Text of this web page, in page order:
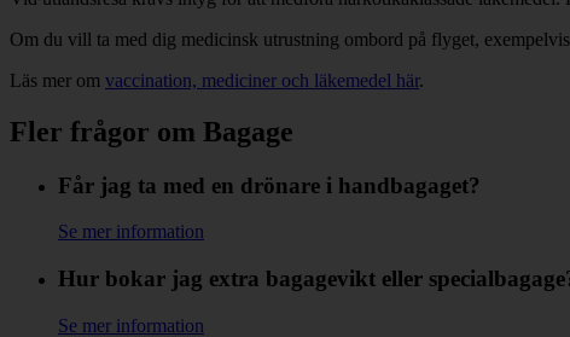
Om du vill ta med dig medicinsk utrustning ombord på flyget,
Läs mer om vaccination, mediciner och läkemedel här.
Fler frågor om Bagage
Får jag ta med en drönare i handbagaget?
Se mer information
Hur bokar jag extra bagagevikt eller
Se mer information